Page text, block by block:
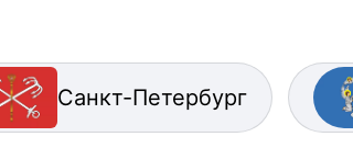
Санкт-Петербург